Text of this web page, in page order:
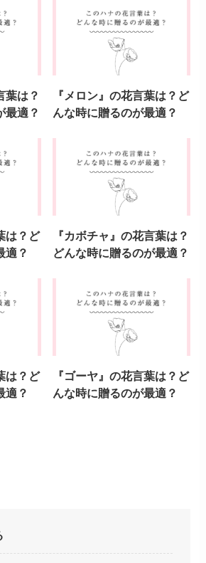
葉は？
最適？
『メロン』の花言葉は？ど
んな時に贈るのが最適？
は？ど
適？
『カボチャ』の花言葉は？
どんな時に贈るのが最適？
は？ど
適？
『ゴーヤ』の花言葉は？ど
んな時に贈るのが最適？